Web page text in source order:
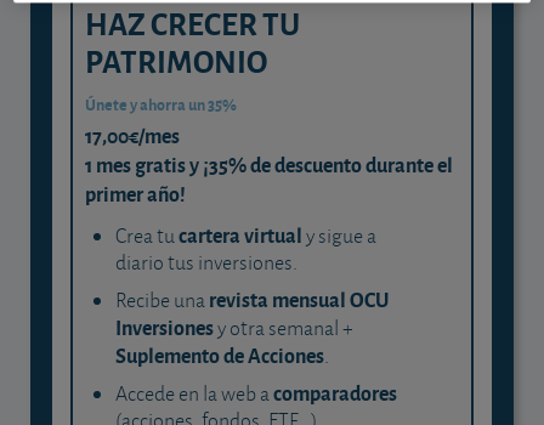
HAZ CRECER TU
PATRIMONIO
Únete y ahorra un 35%
17,00€/mes
1 mes gratis y ¡35% de descuento durante el
primer año!
Crea tucartera virtualy sigue a
diario tus inversiones.
Recibe unarevista mensual OCU
Inversionesy otra semanal +
Suplemento de Acciones.
Accede en la web acomparadores